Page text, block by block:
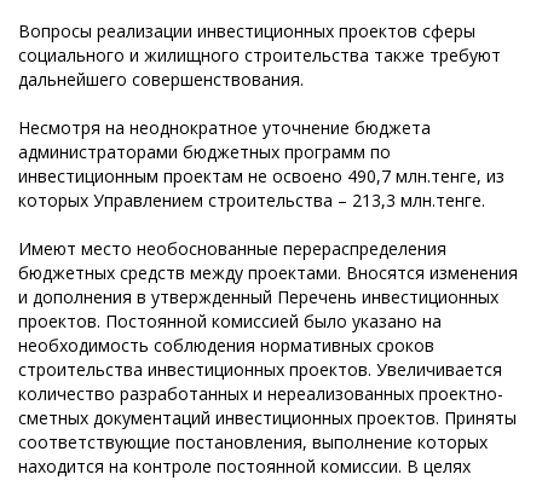
Вопросы реализации инвестиционных проектов сферы
социального и жилищного строительства также требуют
дальнейшего совершенствования.
Несмотря на неоднократное уточнение бюджета
администраторами бюджетных программ по
инвестиционным проектам не освоено 490,7 млн.тенге, из
которых Управлением строительства – 213,3 млн.тенге.
Имеют место необоснованные перераспределения
бюджетных средств между проектами. Вносятся изменения
и дополнения в утвержденный Перечень инвестиционных
проектов. Постоянной комиссией было указано на
необходимость соблюдения нормативных сроков
строительства инвестиционных проектов. Увеличивается
количество разработанных и нереализованных проектно-
сметных документаций инвестиционных проектов. Приняты
соответствующие постановления, выполнение которых
находится на контроле постоянной комиссии. В целях